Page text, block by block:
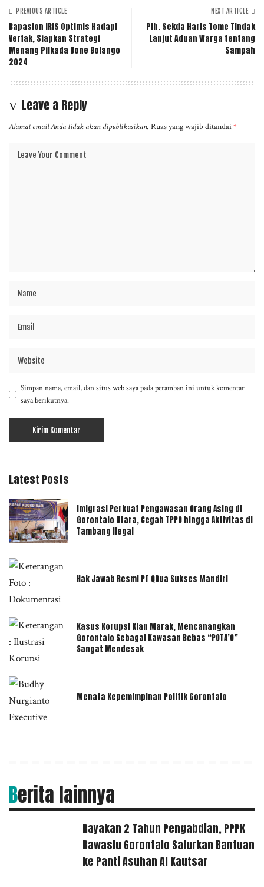
PREVIOUS ARTICLE
Bapaslon IRIS Optimis Hadapi
Verfak, Siapkan Strategi
Menang Pilkada Bone Bolango
2024
NEXT ARTICLE
Plh. Sekda Haris Tome Tindak
Lanjut Aduan Warga tentang
Sampah
Leave a Reply
Alamat email Anda tidak akan dipublikasikan. Ruas yang wajib ditandai*
Simpan nama, email, dan situs web saya pada peramban ini untuk komentar
saya berikutnya.
Latest Posts
Imigrasi Perkuat Pengawasan Orang Asing di
Gorontalo Utara, Cegah TPPO hingga Aktivitas di
Tambang Ilegal
Hak Jawab Resmi PT QDua Sukses Mandiri
Kasus Korupsi Kian Marak, Mencanangkan
Gorontalo Sebagai Kawasan Bebas “POTA’O”
Sangat Mendesak
Menata Kepemimpinan Politik Gorontalo
Berita lainnya
Rayakan 2 Tahun Pengabdian, PPPK
Bawaslu Gorontalo Salurkan Bantuan
ke Panti Asuhan Al Kautsar